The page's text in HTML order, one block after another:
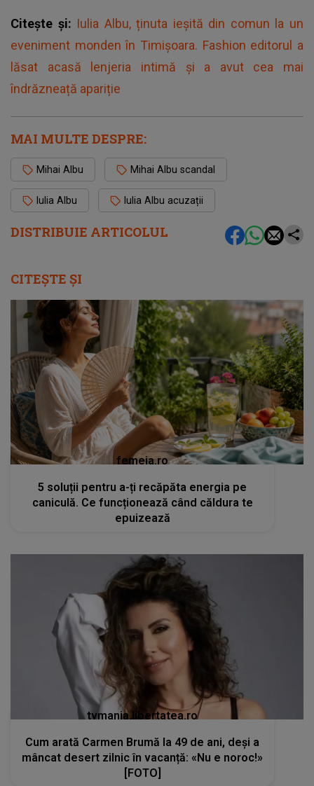
DISTRIBUIE ARTICOLUL
Citește și: Iulia Albu, ținuta ieșită din comun la un
eveniment monden în Timișoara. Fashion editorul a
lăsat acasă lenjeria intimă și a avut cea mai
îndrăzneață apariție
MAI MULTE DESPRE:
Mihai Albu Mihai Albu scandal
Iulia Albu Iulia Albu acuzații
CITEȘTE ȘI
femeia.ro
5 soluții pentru a-ți recăpăta energia pe
caniculă. Ce funcționează când căldura te
epuizează
tvmania.libertatea.ro
Cum arată Carmen Brumă la 49 de ani, deși a
mâncat desert zilnic în vacanță: «Nu e noroc!»
[FOTO]